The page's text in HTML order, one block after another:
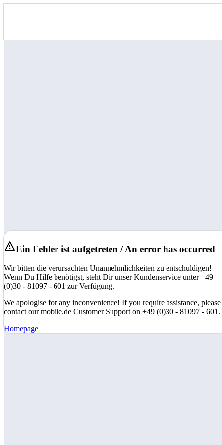
Ein Fehler ist aufgetreten / An error has occurred
Wir bitten die verursachten Unannehmlichkeiten zu entschuldigen!
Wenn Du Hilfe benötigst, steht Dir unser Kundenservice unter +49
(0)30 - 81097 - 601 zur Verfügung.
We apologise for any inconvenience! If you require assistance, please
contact our mobile.de Customer Support on +49 (0)30 - 81097 - 601.
Homepage